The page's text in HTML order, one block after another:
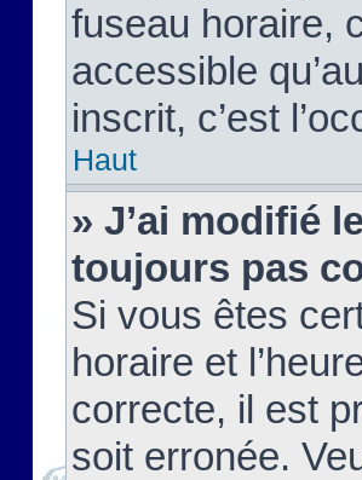
fuseau horaire,
accessible
inscrit, c’est
Haut
» J’ai modifié
toujours pas
Si vous êtes
horaire et
correcte, il est
soit erronée.